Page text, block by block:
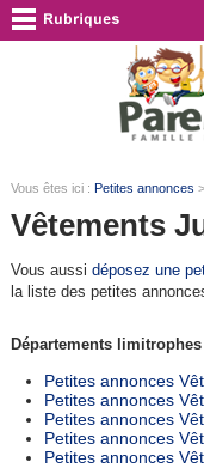
Vous êtes ici : Petites annonces >
Vêtements
Vous aussi déposez une
la liste des petites
Départements limitrophes
Petites annonces
Petites annonces
Petites annonces
Petites annonces
Petites annonces